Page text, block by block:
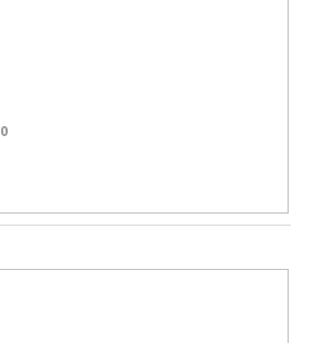
0